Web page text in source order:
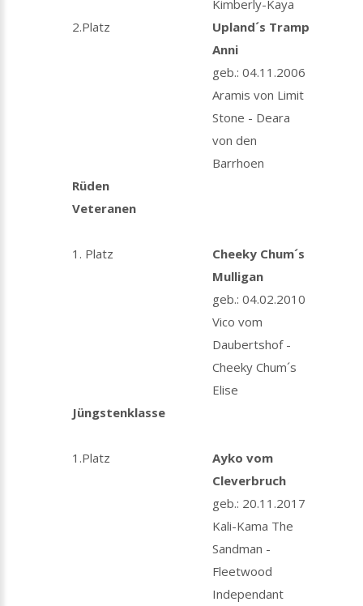
Kimberly-Kaya
2.Platz
Upland´s Tramp
Anni
geb.: 04.11.2006
Aramis von Limit
Stone - Deara
von den
Barrhoen
Rüden
Veteranen
1. Platz
Cheeky Chum´s
Mulligan
geb.: 04.02.2010
Vico vom
Daubertshof -
Cheeky Chum´s
Elise
Jüngstenklasse
1.Platz
Ayko vom
Cleverbruch
geb.: 20.11.2017
Kali-Kama The
Sandman -
Fleetwood
Independant